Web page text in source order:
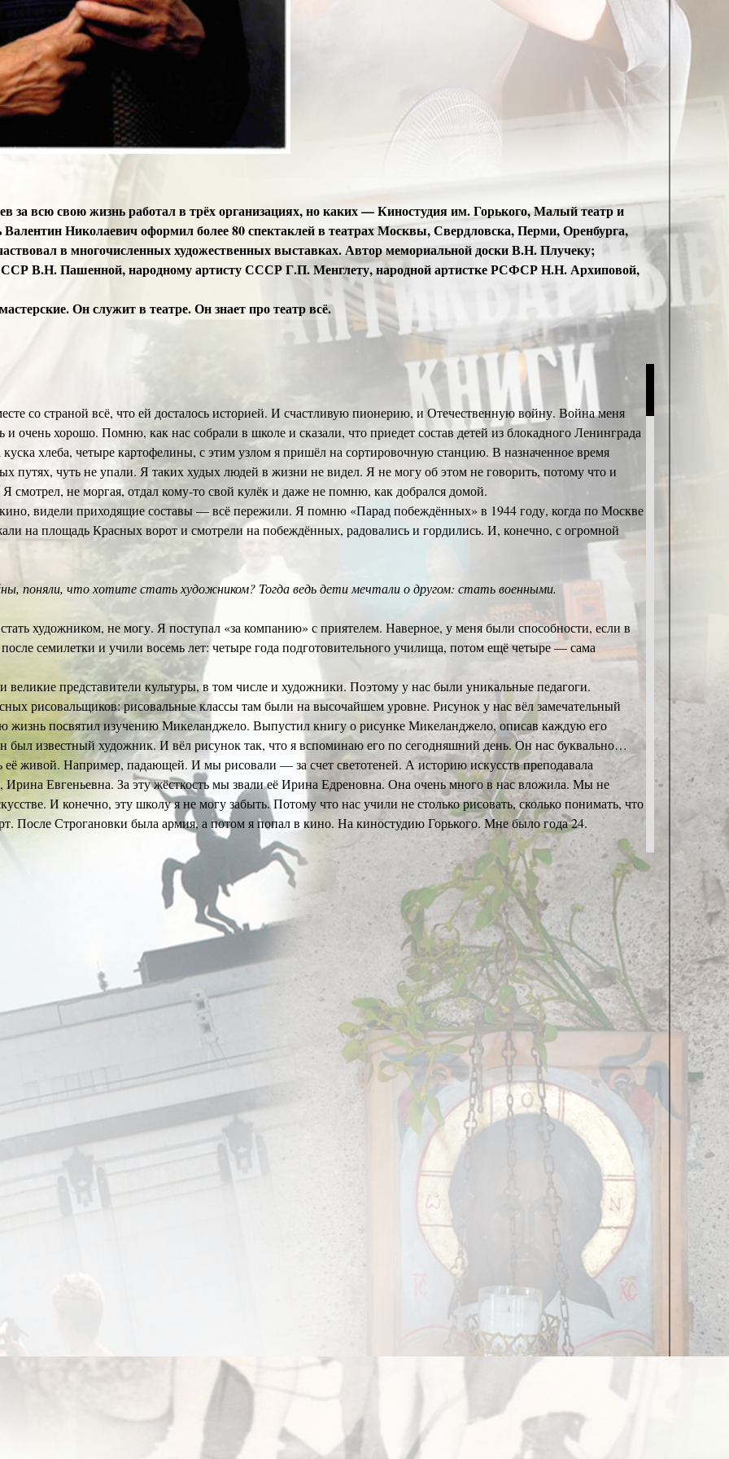
со страной всё, что ей досталось историей. И счастливую пионерию, и Отечественную войну. Война меня
и очень хорошо. Помню, как нас собрали в школе и сказали, что приедет состав детей из блокадного Ленинграда
хлеба, четыре картофелины, с этим узлом я пришёл на сортировочную станцию. В назначенное время
чуть не упали. Я таких худых людей в жизни не видел. Я не могу об этом не говорить, потому что и
смотрел, не моргая, отдал кому-то свой кулёк и даже не помню, как добрался домой.
видели приходящие составы — всё пережили. Я помню «Парад побеждённых» в 1944 году, когда по Москве
на площадь Красных ворот и смотрели на побеждённых, радовались и гордились. И, конечно, с огромной
поняли, что хотите стать художником? Тогда ведь дети мечтали о другом: стать военными.
художником, не могу. Я поступал «за компанию» с приятелем. Наверное, у меня были способности, если в
семилетки и учили восемь лет: четыре года подготовительного училища, потом ещё четыре — сама
великие представители культуры, в том числе и художники. Поэтому у нас были уникальные педагоги.
рисовальщиков: рисовальные классы там были на высочайшем уровне. Рисунок у нас вёл замечательный
жизнь посвятил изучению Микеланджело. Выпустил книгу о рисунке Микеланджело, описав каждую его
был известный художник. И вёл рисунок так, что я вспоминаю его по сегодняшний день. Он нас буквально…
её живой. Например, падающей. И мы рисовали — за счет светотеней. А историю искусств преподавала
Ирина Евгеньевна. За эту жёсткость мы звали её Ирина Едреновна. Она очень много в нас вложила. Мы не
И конечно, эту школу я не могу забыть. Потому что нас учили не столько рисовать, сколько понимать, что
После Строгановки была армия, а потом я попал в кино. На киностудию Горького. Мне было года 24.
кино», вы, молодой художник, занимались на киностудии?
там делал, вот клянусь. Учился. Я встретился с великими художниками кино — Петр Пашкевич, Александр
Они ко мне очень хорошо относились, особенно ко мне расположен был Петр Степанович Галаджев,
Строгановку, мы с ним говорили на одном языке. Я был очень молод, но я впитывал, общаясь с талантливыми и
отделе комбинированных съемок. Прошёл фильмы «Дом, в котором я живу», «Дело было в Пеньково»,
макет. Помню, облазил всё строящееся тогда метро на Рижском вокзале. И режиссёр Егоров с
фигуру метростроевца». Я сделал модель, а потом с неё — пятиметровую фигуру, которая венчала
внимание. Она попала в прессу, и её забрал себе Центральный музей кино. Мне тогда дали специальную
нашедшего выразительную пластику и пространственное решение символической скульптуры, которая
— главный смысл фильма». В общем, я был очень горд и доволен. Эта скульптура до сих пор участвует в
театр, в ночные бригады, которые писали декорации. На протяжении нескольких лет я туда и ходил. Семьи
у старых художников на протяжении пяти лет.
вы перешли туда художником. И не просто художником, а заведующим декорационным цехом. Как это
в крупнейшем и важнейшем театре да в советскую эпоху — это же какое-то голливудское чудо.
Малого ушла на пенсию заведующая живописной мастерской. Там начались споры, чуть ли не драки, за её
фактически постороннего человека 30 лет заведующим мастерской. Сначала я возгордился, конечно. Никто не
да ещё в таком театре. Я молодой, они все намного старше. Но ко мне очень хорошо относились.
штука, быть заведующим, начальником, руководителем — для этого нужен талант. А его у меня как раз и не
меня сломают, или сломаюсь сам. У меня не было характера заставить кого-то работать. Я за всеми много
у меня получалось здорово, это я тебе без дураков скажу, такая школа и в таком ритме, 15 лет. И потом,
Васильевну Родионову. Она была старше и опытней меня, воспитанница Камерного театра и имела
творческий тандем, мы понимали друг друга с одного взгляда. Впоследствии мы с ней много лет
пар, нас приглашали в Большой театр, в Вахтангова, мы со многими дружили и сотрудничали.
за всю свою жизнь работал в трёх организациях, но каких — Киностудия им. Горького, Малый театр и
Николаевич оформил более 80 спектаклей в театрах Москвы, Свердловска, Перми, Оренбурга,
в многочисленных художественных выставках. Автор мемориальной доски В.Н. Плучеку;
В.Н. Пашенной, народному артисту СССР Г.П. Менглету, народной артистке РСФСР Н.Н. Архиповой,
Он служит в театре. Он знает про театр всё.